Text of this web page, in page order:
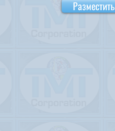
Разместить